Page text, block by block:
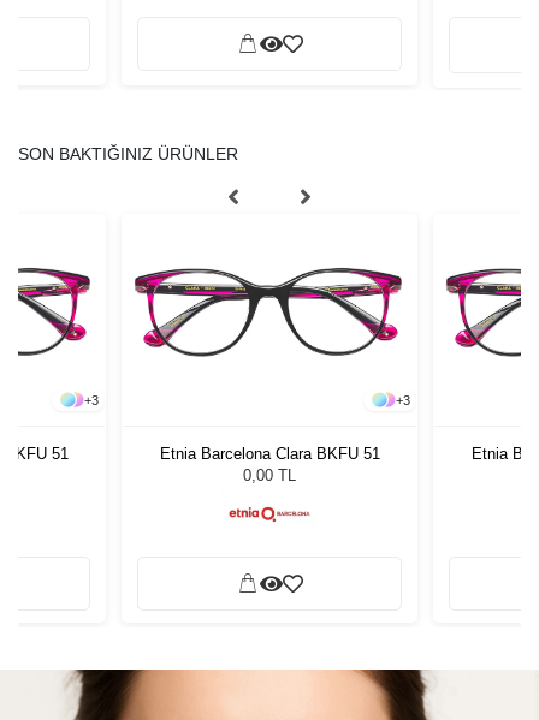
SON BAKTIĞINIZ ÜRÜNLER
+3
51
+3
Etnia Barcelona Clara BKFU 51
0,00 TL
Etnia